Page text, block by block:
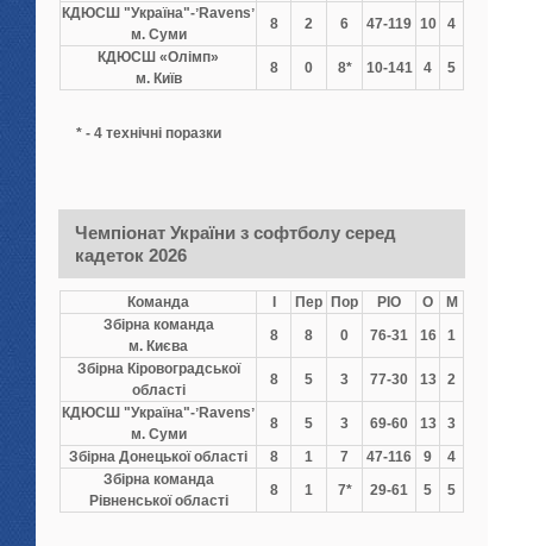
КДЮСШ "Україна"-ʼRavensʼ
м. Суми
8 2 6 47-119 10
4
КДЮСШ «Олімп»
м. Київ
8 0 8* 10-141 4 5
* - 4 технічні поразки
Чемпіонат України з софтболу серед
кадеток 2026
Команда Пер Пор РІО О
М
Збірна команда
м. Києва
8 8 0 76-31 16
1
Збірна Кіровоградської
області
8 5 3 77-30 13
2
КДЮСШ "Україна"-ʼRavensʼ
м. Суми
8 5 3 69-60 13
3
Збірна Донецької області
8 1 7 47-116 9
4
Збірна команда
Рівненської області
8 1 7* 29-61 5 5